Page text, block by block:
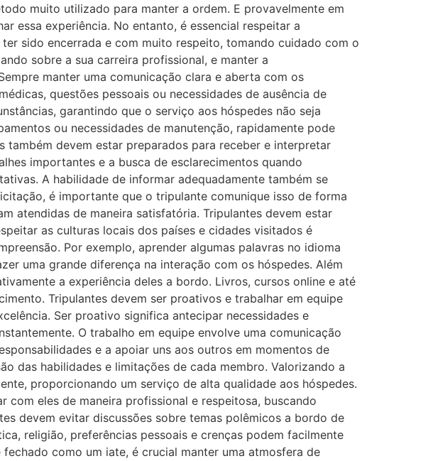
muito utilizado para manter a ordem. E provavelmente em
essa experiência. No entanto, é essencial respeitar a
sido encerrada e com muito respeito, tomando cuidado com o
sobre a sua carreira profissional, e manter a
manter uma comunicação clara e aberta com os
questões pessoais ou necessidades de ausência de
garantindo que o serviço aos hóspedes não seja
ou necessidades de manutenção, rapidamente pode
devem estar preparados para receber e interpretar
importantes e a busca de esclarecimentos quando
A habilidade de informar adequadamente também se
é importante que o tripulante comunique isso de forma
atendidas de maneira satisfatória. Tripulantes devem estar
as culturas locais dos países e cidades visitados é
Por exemplo, aprender algumas palavras no idioma
uma grande diferença na interação com os hóspedes. Além
a experiência deles a bordo. Livros, cursos online e até
Tripulantes devem ser proativos e trabalhar em equipe
Ser proativo significa antecipar necessidades e
O trabalho em equipe envolve uma comunicação
e a apoiar uns aos outros em momentos de
das habilidades e limitações de cada membro. Valorizando a
proporcionando um serviço de alta qualidade aos hóspedes.
eles de maneira profissional e respeitosa, buscando
devem evitar discussões sobre temas polêmicos a bordo de
religião, preferências pessoais e crenças podem facilmente
como um iate, é crucial manter uma atmosfera de